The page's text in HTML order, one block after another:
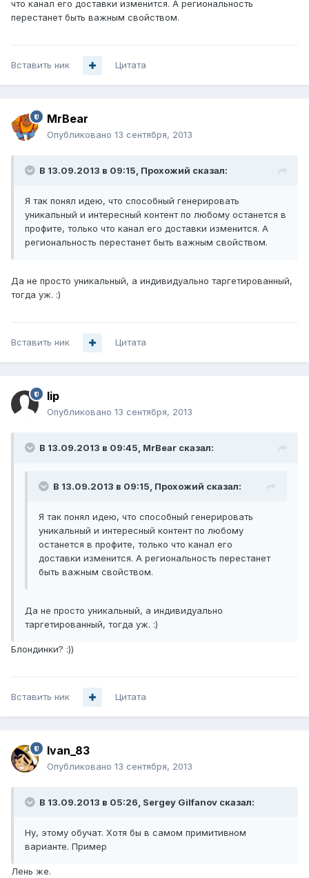
что канал его доставки изменится. А региональность
перестанет быть важным свойством.
Вставить ник Цитата
MrBear
Опубликовано 13 сентября, 2013
В 13.09.2013 в 09:15, Прохожий сказал:
Я так понял идею, что способный генерировать
уникальный и интересный контент по любому останется в
профите, только что канал его доставки изменится. А
региональность перестанет быть важным свойством.
Да не просто уникальный, а индивидуально таргетированный,
тогда уж. :)
Вставить ник Цитата
lip
Опубликовано 13 сентября, 2013
В 13.09.2013 в 09:45, MrBear сказал:
В 13.09.2013 в 09:15, Прохожий сказал:
Я так понял идею, что способный генерировать
уникальный и интересный контент по любому
останется в профите, только что канал его
доставки изменится. А региональность перестанет
быть важным свойством.
Да не просто уникальный, а индивидуально
таргетированный, тогда уж. :)
Блондинки? :))
Вставить ник Цитата
Ivan_83
Опубликовано 13 сентября, 2013
В 13.09.2013 в 05:26, Sergey Gilfanov сказал:
Ну, этому обучат. Хотя бы в самом примитивном
варианте. Пример
Лень же.